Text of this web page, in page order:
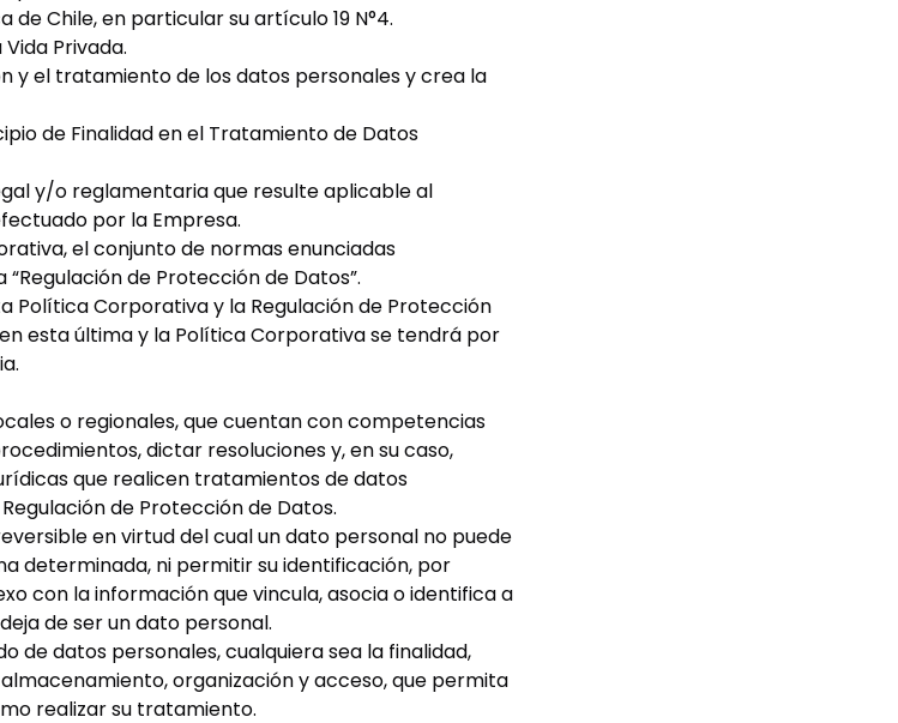
Chile, en particular su artículo 19 N°4.
Privada.
y el tratamiento de los datos personales y crea la
de Finalidad en el Tratamiento de Datos
y/o reglamentaria que resulte aplicable al
por la Empresa.
el conjunto de normas enunciadas
de Protección de Datos”.
Política Corporativa y la Regulación de Protección
esta última y la Política Corporativa se tendrá por
o regionales, que cuentan con competencias
dictar resoluciones y, en su caso,
que realicen tratamientos de datos
de Protección de Datos.
en virtud del cual un dato personal no puede
determinada, ni permitir su identificación, por
con la información que vincula, asocia o identifica a
de ser un dato personal.
de datos personales, cualquiera sea la finalidad,
organización y acceso, que permita
realizar su tratamiento.